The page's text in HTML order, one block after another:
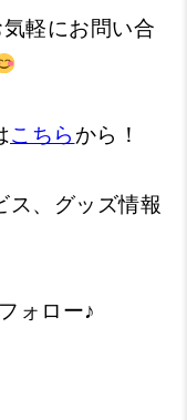
軽にお問い合
こちら から！
ス、グッズ情報
ォロー♪